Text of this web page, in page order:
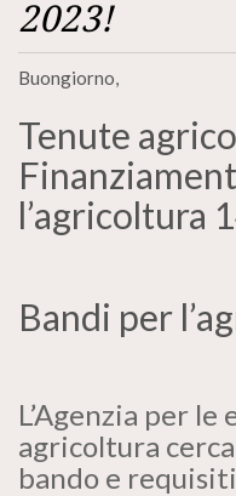
2023!
Buongiorno,
Tenute
l’agricoltura
Bandi per
L’Agenzia per
agricoltura
bando e